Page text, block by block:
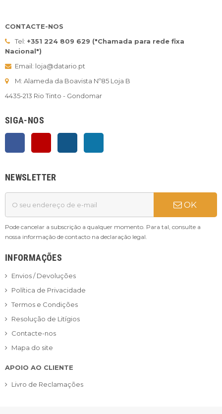
CONTACTE-NOS
Tel: +351 224 809 629 ("Chamada para rede fixa
Nacional")
Email: loja@datario.pt
M: Alameda da Boavista Nº85 Loja B
4435-213 Rio Tinto - Gondomar
SIGA-NOS
NEWSLETTER
OK
Pode cancelar a subscrição a qualquer momento. Para tal, consulte a
nossa informação de contacto na declaração legal.
INFORMAÇÕES
Envios / Devoluções
Política de Privacidade
Termos e Condições
Resolução de Litígios
Contacte-nos
Mapa do site
APOIO AO CLIENTE
Livro de Reclamações